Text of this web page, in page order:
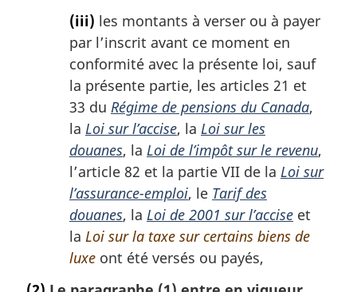
(iii) les montants à verser ou à payer
par l’inscrit avant ce moment en
conformité avec la présente loi, sauf
la présente partie, les articles 21 et
33 du Régime de pensions du Canada,
la Loi sur l’accise, la Loi sur les
douanes, la Loi de l’impôt sur le revenu,
l’article 82 et la partie VII de la Loi sur
l’assurance-emploi, le Tarif des
douanes, la Loi de 2001 sur l’accise et
la Loi sur la taxe sur certains biens de
luxe ont été versés ou payés,